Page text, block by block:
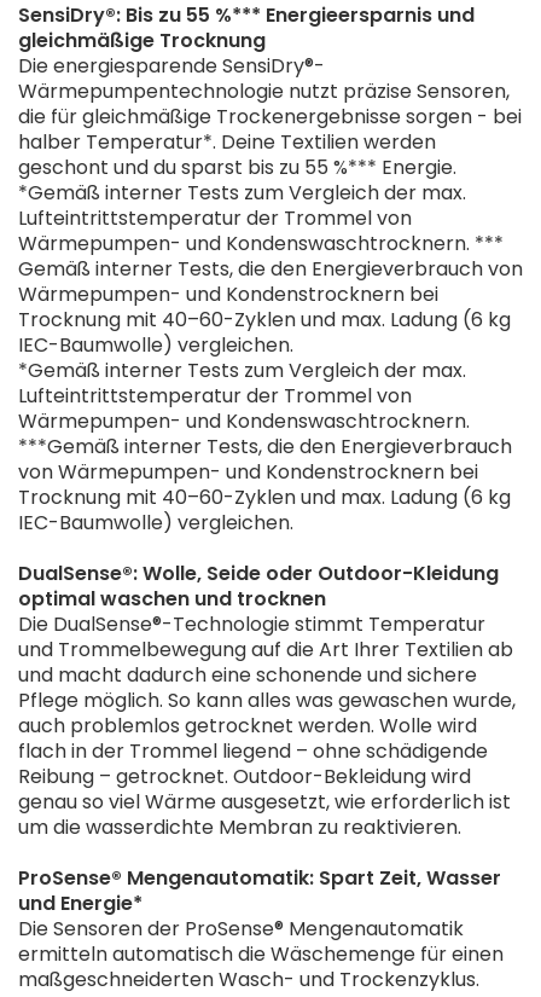
SensiDry®: Bis zu 55 %*** Energieersparnis und
gleichmäßige Trocknung
Die energiesparende SensiDry®-
Wärmepumpentechnologie nutzt präzise Sensoren,
die für gleichmäßige Trockenergebnisse sorgen - bei
halber Temperatur*. Deine Textilien werden
geschont und du sparst bis zu 55 %*** Energie.
*Gemäß interner Tests zum Vergleich der max.
Lufteintrittstemperatur der Trommel von
Wärmepumpen- und Kondenswaschtrocknern. ***
Gemäß interner Tests, die den Energieverbrauch von
Wärmepumpen- und Kondenstrocknern bei
Trocknung mit 40–60-Zyklen und max. Ladung (6 kg
IEC-Baumwolle) vergleichen.
*Gemäß interner Tests zum Vergleich der max.
Lufteintrittstemperatur der Trommel von
Wärmepumpen- und Kondenswaschtrocknern.
***Gemäß interner Tests, die den Energieverbrauch
von Wärmepumpen- und Kondenstrocknern bei
Trocknung mit 40–60-Zyklen und max. Ladung (6 kg
IEC-Baumwolle) vergleichen.
DualSense®: Wolle, Seide oder Outdoor-Kleidung
optimal waschen und trocknen
Die DualSense®-Technologie stimmt Temperatur
und Trommelbewegung auf die Art Ihrer Textilien ab
und macht dadurch eine schonende und sichere
Pflege möglich. So kann alles was gewaschen wurde,
auch problemlos getrocknet werden. Wolle wird
flach in der Trommel liegend – ohne schädigende
Reibung – getrocknet. Outdoor-Bekleidung wird
genau so viel Wärme ausgesetzt, wie erforderlich ist
um die wasserdichte Membran zu reaktivieren.
ProSense® Mengenautomatik: Spart Zeit, Wasser
und Energie*
Die Sensoren der ProSense® Mengenautomatik
ermitteln automatisch die Wäschemenge für einen
maßgeschneiderten Wasch- und Trockenzyklus.